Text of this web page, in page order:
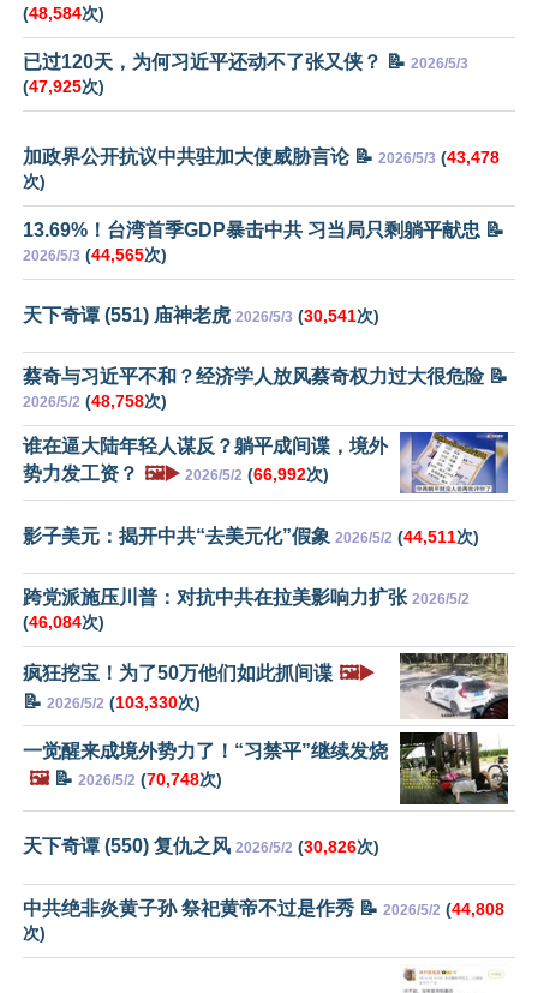
(48,584次)
已过120天，为何习近平还动不了张又侠？ 📝 2026/5/3
(47,925次)
加政界公开抗议中共驻加大使威胁言论 📝 2026/5/3 (43,478
次)
13.69%！台湾首季GDP暴击中共 习当局只剩躺平献忠 📝
2026/5/3 (44,565次)
天下奇谭 (551) 庙神老虎 2026/5/3 (30,541次)
蔡奇与习近平不和？经济学人放风蔡奇权力过大很危险 📝
2026/5/2 (48,758次)
谁在逼大陆年轻人谋反？躺平成间谍，境外
势力发工资？ 🖼️▶️ 2026/5/2 (66,992次)
影子美元：揭开中共“去美元化”假象 2026/5/2 (44,511次)
跨党派施压川普：对抗中共在拉美影响力扩张 2026/5/2
(46,084次)
疯狂挖宝！为了50万他们如此抓间谍 🖼️▶️
📝 2026/5/2 (103,330次)
一觉醒来成境外势力了！“习禁平”继续发烧
🖼️📝 2026/5/2 (70,748次)
天下奇谭 (550) 复仇之风 2026/5/2 (30,826次)
中共绝非炎黄子孙 祭祀黄帝不过是作秀 📝 2026/5/2 (44,808
次)